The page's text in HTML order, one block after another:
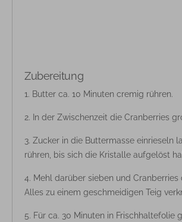
Zubereitung
Butter ca. 10 Minuten cremig rühren.
In der Zwischenzeit die Cranberries
Zucker in die Buttermasse einrieseln
rühren, bis sich die Kristalle aufgelöst
Mehl darüber sieben und Cranberries
Alles zu einem geschmeidigen Teig
Für ca. 30 Minuten in Frischhaltefolie